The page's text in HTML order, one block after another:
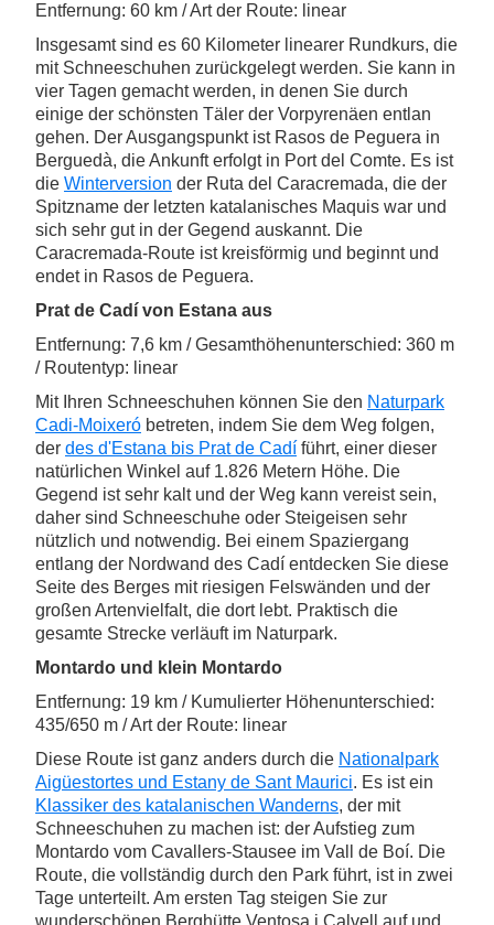
Entfernung: 60 km / Art der Route: linear
Insgesamt sind es 60 Kilometer linearer Rundkurs, die
mit Schneeschuhen zurückgelegt werden. Sie kann in
vier Tagen gemacht werden, in denen Sie durch
einige der schönsten Täler der Vorpyrenäen entlan
gehen. Der Ausgangspunkt ist Rasos de Peguera in
Berguedà, die Ankunft erfolgt in Port del Comte. Es ist
die Winterversion der Ruta del Caracremada, die der
Spitzname der letzten katalanisches Maquis war und
sich sehr gut in der Gegend auskannt. Die
Caracremada-Route ist kreisförmig und beginnt und
endet in Rasos de Peguera.
Prat de Cadí von Estana aus
Entfernung: 7,6 km / Gesamthöhenunterschied: 360 m
/ Routentyp: linear
Mit Ihren Schneeschuhen können Sie den Naturpark
Cadi-Moixeró betreten, indem Sie dem Weg folgen,
der des d'Estana bis Prat de Cadí führt, einer dieser
natürlichen Winkel auf 1.826 Metern Höhe. Die
Gegend ist sehr kalt und der Weg kann vereist sein,
daher sind Schneeschuhe oder Steigeisen sehr
nützlich und notwendig. Bei einem Spaziergang
entlang der Nordwand des Cadí entdecken Sie diese
Seite des Berges mit riesigen Felswänden und der
großen Artenvielfalt, die dort lebt. Praktisch die
gesamte Strecke verläuft im Naturpark.
Montardo und klein Montardo
Entfernung: 19 km / Kumulierter Höhenunterschied:
435/650 m / Art der Route: linear
Diese Route ist ganz anders durch die Nationalpark
Aigüestortes und Estany de Sant Maurici. Es ist ein
Klassiker des katalanischen Wanderns, der mit
Schneeschuhen zu machen ist: der Aufstieg zum
Montardo vom Cavallers-Stausee im Vall de Boí. Die
Route, die vollständig durch den Park führt, ist in zwei
Tage unterteilt. Am ersten Tag steigen Sie zur
wunderschönen Berghütte Ventosa i Calvell auf und